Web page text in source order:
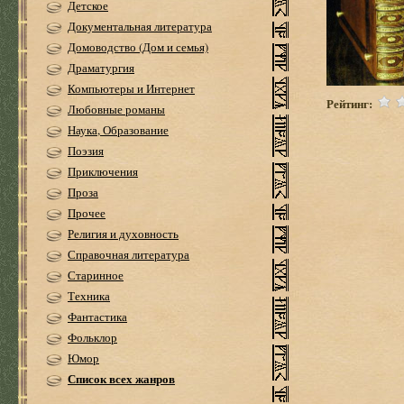
Детское
Документальная литература
Домоводство (Дом и семья)
Драматургия
Компьютеры и Интернет
Любовные романы
Наука, Образование
Поэзия
Приключения
Проза
Прочее
Религия и духовность
Справочная литература
Старинное
Техника
Фантастика
Фольклор
Юмор
Список всех жанров
Рейтинг: